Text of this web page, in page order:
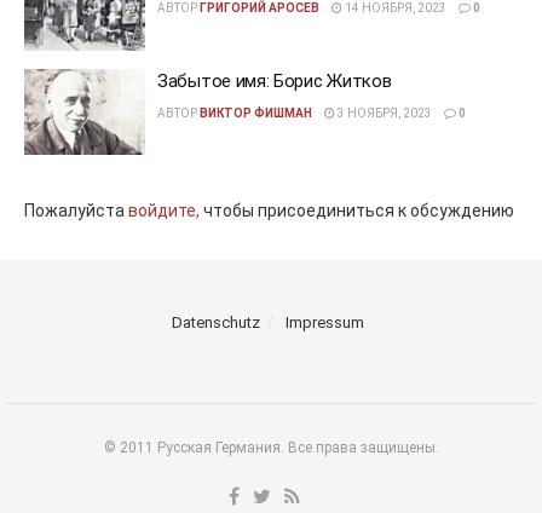
АВТОР ГРИГОРИЙ АРОСЕВ 14 НОЯБРЯ, 2023 0
Забытое имя: Борис Житков
АВТОР ВИКТОР ФИШМАН 3 НОЯБРЯ, 2023 0
Пожалуйставойдите, чтобы присоединиться к обсуждению
Datenschutz Impressum
© 2011 Русская Германия. Все права защищены.